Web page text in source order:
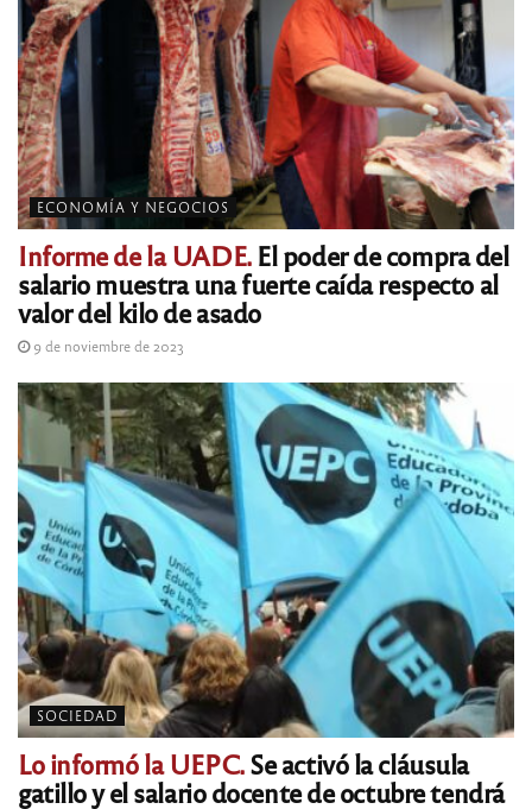
ECONOMÍA Y NEGOCIOS
Informe de la UADE.El poder de compra del
salario muestra una fuerte caída respecto al
valor del kilo de asado
9 de noviembre de 2023
SOCIEDAD
Lo informó la UEPC.Se activó la cláusula
gatillo y el salario docente de octubre tendrá